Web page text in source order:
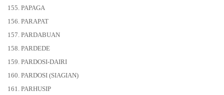
155. PAPAGA
156. PARAPAT
157. PARDABUAN
158. PARDEDE
159. PARDOSI-DAIRI
160. PARDOSI (SIAGIAN)
161. PARHUSIP